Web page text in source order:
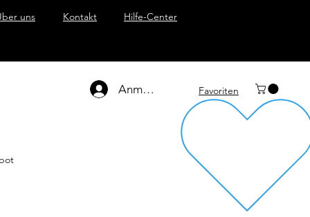
uns Kontakt Hilfe-Center
Anmelden Favoriten